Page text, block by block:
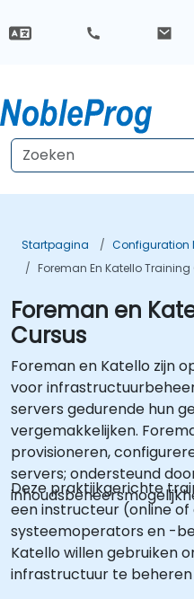
Startpagina
Configuration
Foreman En Katello Training
Foreman en
Cursus
Foreman en Katello zijn
voor
servers gedurende hun
vergemakkelijken.
provisioneren,
servers; ondersteund
Deze praktijkgerichte
een instructeur (online
systeemoperators en -
Katello willen gebruiken
infrastructuur te